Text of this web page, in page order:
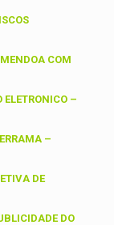
COM
ELETRONICO –
–
DE
DO